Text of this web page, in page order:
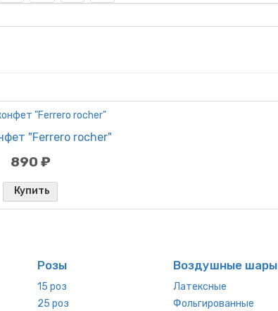
"Ferrero rocher"
890 ₽
Купить
Розы
15 роз
25 роз
Воздушные шары
Латексные
Фольгированные